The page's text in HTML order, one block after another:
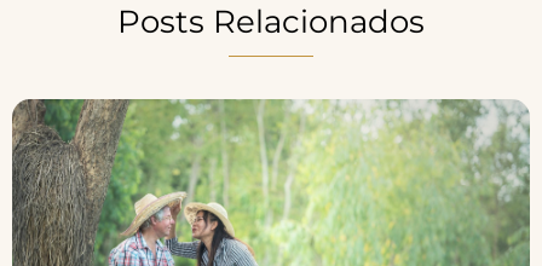
Posts Relacionados